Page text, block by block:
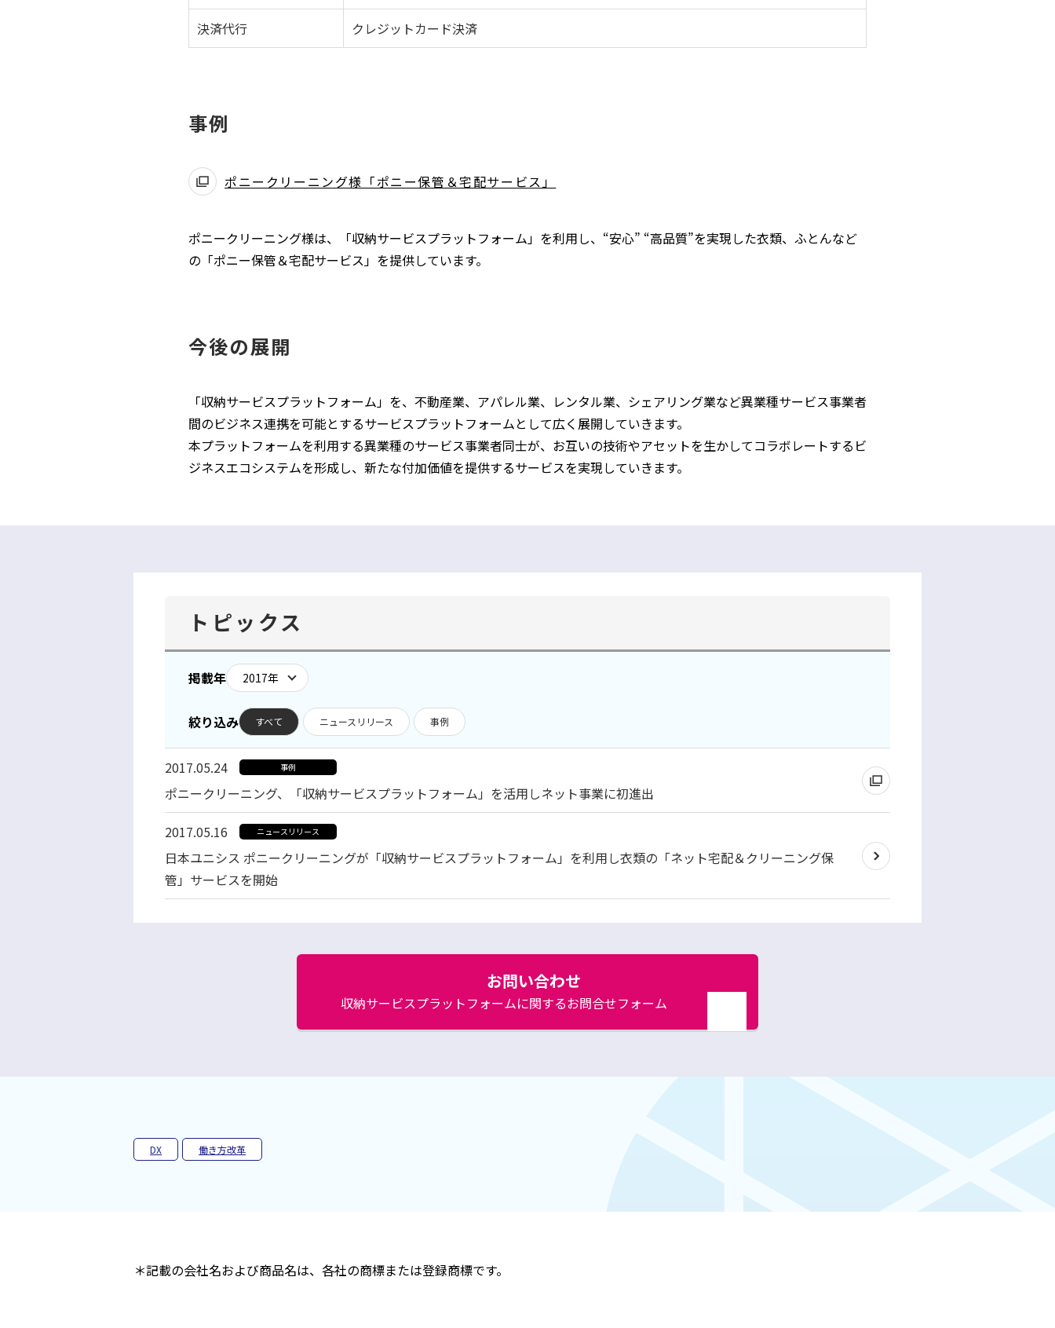
決済代行 クレジットカード決済
事例
ポニークリーニング様「ポニー保管＆宅配サービス」
ポニークリーニング様は、「収納サービスプラットフォーム」を利用し、“安心” “高品質”を実現した衣類、ふとんなど
の「ポニー保管＆宅配サービス」を提供しています。
今後の展開
「収納サービスプラットフォーム」を、不動産業、アパレル業、レンタル業、シェアリング業など異業種サービス事業者
間のビジネス連携を可能とするサービスプラットフォームとして広く展開していきます。
本プラットフォームを利用する異業種のサービス事業者同士が、お互いの技術やアセットを生かしてコラボレートするビ
ジネスエコシステムを形成し、新たな付加価値を提供するサービスを実現していきます。
トピックス
掲載年
絞り込み すべて ニュースリリース 事例
2017.05.24 事例
ポニークリーニング、「収納サービスプラットフォーム」を活用しネット事業に初進出
2017.05.16 ニュースリリース
日本ユニシス ポニークリーニングが「収納サービスプラットフォーム」を利用し衣類の「ネット宅配＆クリーニング保
管」サービスを開始
お問い合わせ
収納サービスプラットフォームに関するお問合せフォーム
ウ
DX 働き方改革
＊記載の会社名および商品名は、各社の商標または登録商標です。